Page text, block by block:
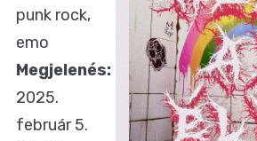
punk rock,
emo
Megjelenés:
2025.
február 5.